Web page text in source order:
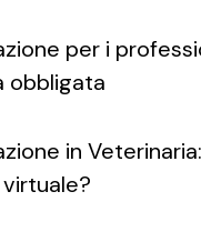
per i
obbligata
in